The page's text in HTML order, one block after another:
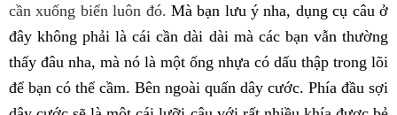
cần xuống biển luôn đó. Mà bạn lưu ý nha, dụng cụ câu ở
đây không phải là cái cần dài dài mà các bạn vẫn thường
thấy đâu nha, mà nó là một ống nhựa có dấu thập trong lõi
để bạn có thể cầm. Bên ngoài quấn dây cước. Phía đầu sợi